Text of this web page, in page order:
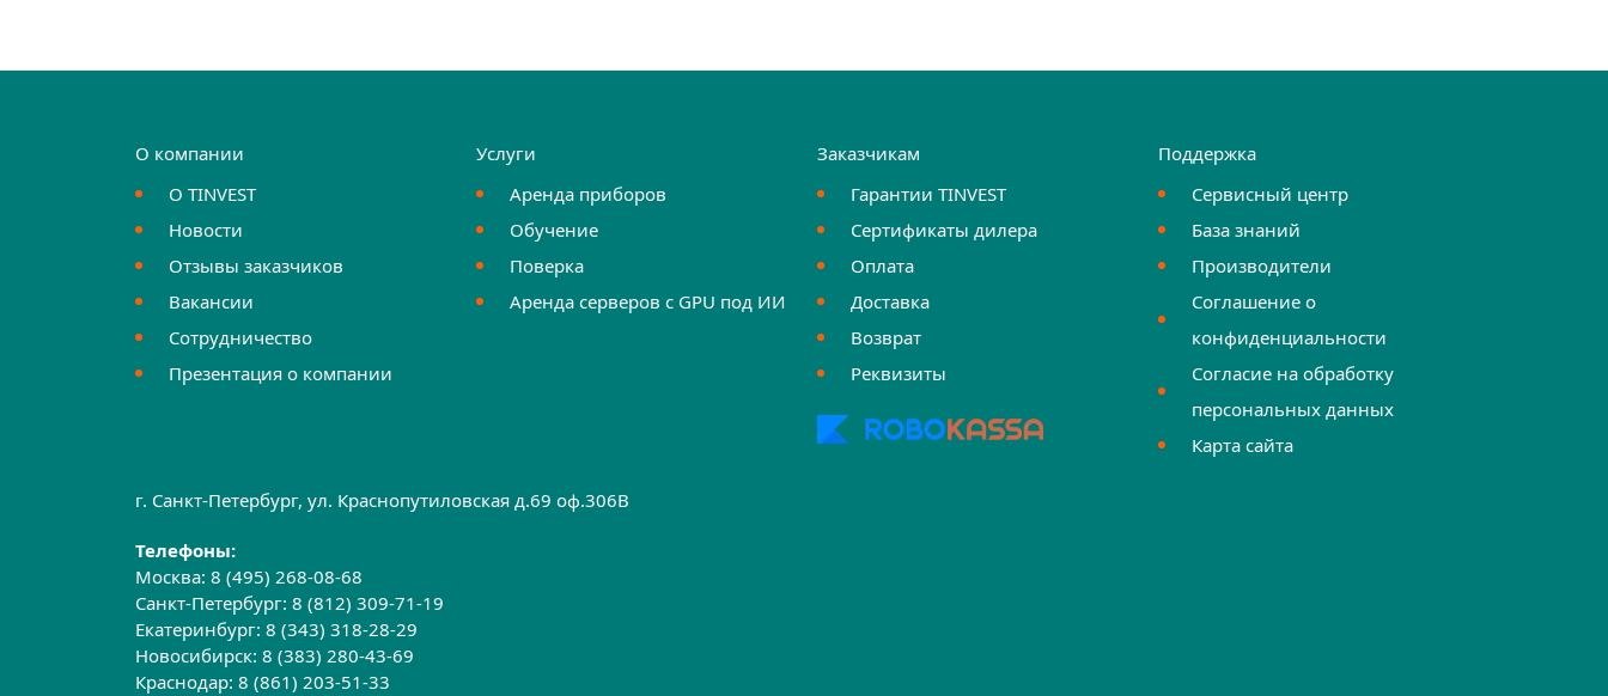
О компании
О TINVEST
Новости
Отзывы заказчиков
Вакансии
Сотрудничество
Презентация о компании
Услуги
Аренда приборов
Обучение
Поверка
Аренда серверов с GPU под ИИ
Заказчикам
Гарантии TINVEST
Сертификаты дилера
Оплата
Доставка
Возврат
Реквизиты
Поддержка
Сервисный центр
База знаний
Производители
Соглашение о
конфиденциальности
Согласие на обработку
персональных данных
Карта сайта
г. Санкт-Петербург, ул. Краснопутиловская д.69 оф.306B
Телефоны:
Москва:8 (495) 268-08-68
Санкт-Петербург:8 (812) 309-71-19
Екатеринбург:8 (343) 318-28-29
Новосибирск:8 (383) 280-43-69
Краснодар:8 (861) 203-51-33